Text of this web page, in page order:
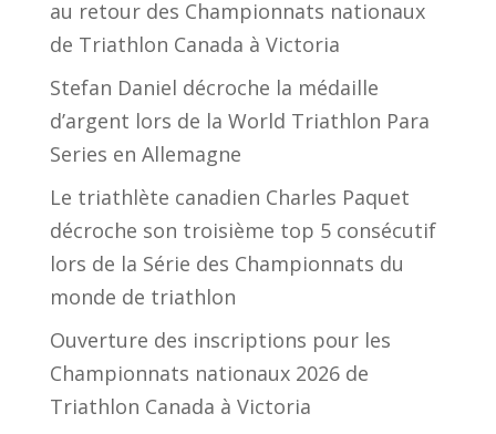
au retour des Championnats nationaux
de Triathlon Canada à Victoria
Stefan Daniel décroche la médaille
d’argent lors de la World Triathlon Para
Series en Allemagne
Le triathlète canadien Charles Paquet
décroche son troisième top 5 consécutif
lors de la Série des Championnats du
monde de triathlon
Ouverture des inscriptions pour les
Championnats nationaux 2026 de
Triathlon Canada à Victoria